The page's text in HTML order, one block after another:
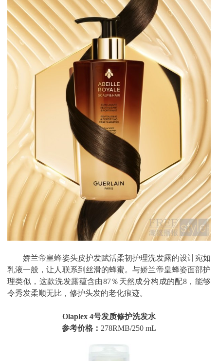
娇兰帝皇蜂姿头皮护发赋活柔韧护理洗发露的设计宛如
乳液一般，让人联系到丝滑的蜂蜜。与娇兰帝皇蜂姿面部护
理类似，这款洗发露蕴含由87％天然成分构成的配8，能够
令秀发柔顺无比，修护头发的老化痕迹。
Olaplex 4号发质修护洗发水
参考价格： 278RMB/250 mL